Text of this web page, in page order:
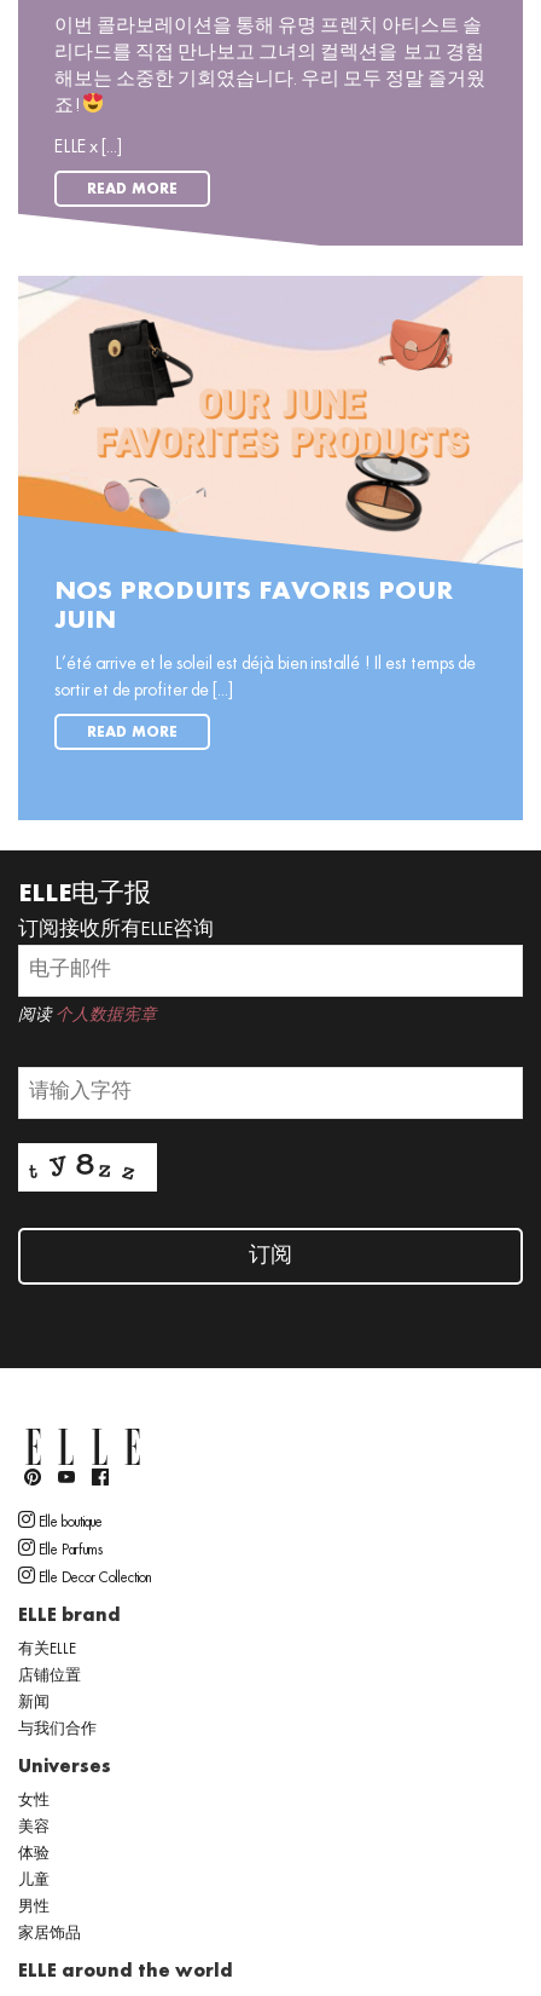
이번 콜라보레이션을 통해 유명 프렌치 아티스트 솔
리다드를 직접 만나보고 그녀의 컬렉션을 보고 경험
해보는 소중한 기회였습니다. 우리 모두 정말 즐거웠
죠!
ELLE x [...]
READ MORE
NOS PRODUITS FAVORIS POUR
JUIN
L’été arrive et le soleil est déjà bien installé ! Il est temps de
sortir et de profiter de [...]
READ MORE
ELLE电子报
订阅接收所有ELLE咨询
阅读 个人数据宪章
订阅
Elle boutique
Elle Parfums
Elle Decor Collection
ELLE brand
有关ELLE
店铺位置
新闻
与我们合作
Universes
女性
美容
体验
儿童
男性
家居饰品
ELLE around the world